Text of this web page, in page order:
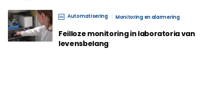
Automatisering Monitoring en alarmering
Feilloze monitoring in laboratoria van
levensbelang